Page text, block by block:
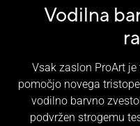
Vodilna
Vsak zaslon ProArt
pomočjo novega
vodilno barvno
podvržen strogemu